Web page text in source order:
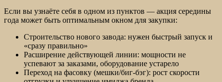
Если вы узнаёте себя в одном из пунктов — акция середины
года может быть оптимальным окном для закупки:
Строительство нового завода: нужен быстрый запуск и
«сразу правильно»
Расширение действующей линии: мощности не
успевают за заказами, оборудование устарело
Переход на фасовку (мешки/биг-бэг): рост скорости